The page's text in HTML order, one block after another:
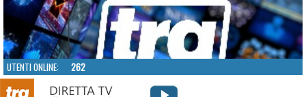
UTENTI ONLINE: 262